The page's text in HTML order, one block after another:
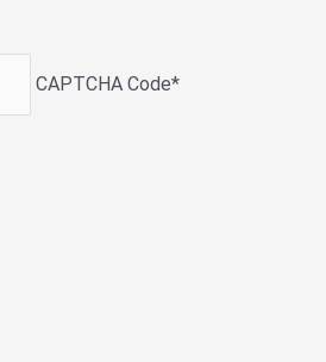
CAPTCHA Code*